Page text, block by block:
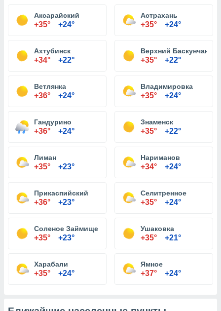
Аксарайский
+35° +24°
Астрахань
+35° +24°
Ахтубинск
+34° +22°
Верхний Баскунчак
+35° +22°
Ветлянка
+36° +24°
Владимировка
+35° +24°
Гандурино
+36° +24°
Знаменск
+35° +22°
Лиман
+35° +23°
Нариманов
+34° +24°
Прикаспийский
+36° +23°
Селитренное
+35° +24°
Соленое Займище
+35° +23°
Ушаковка
+35° +21°
Харабали
+35° +24°
Ямное
+37° +24°